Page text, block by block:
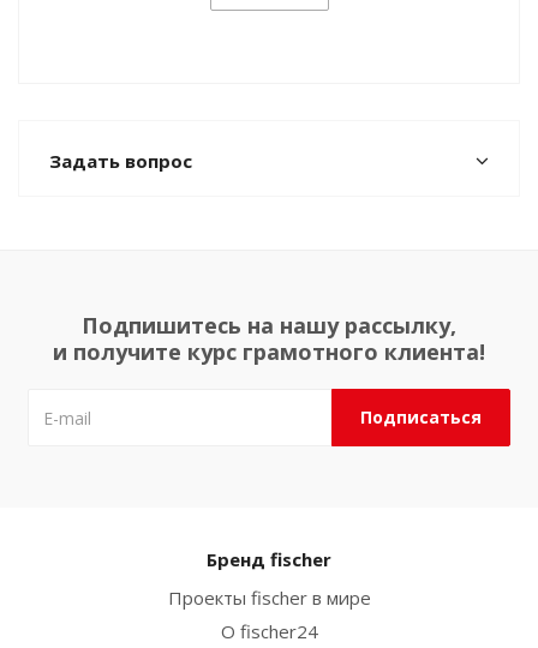
Задать вопрос
Подпишитесь на нашу рассылку,
и получите курс грамотного клиента!
Бренд fischer
Проекты fischer в мире
О fischer24